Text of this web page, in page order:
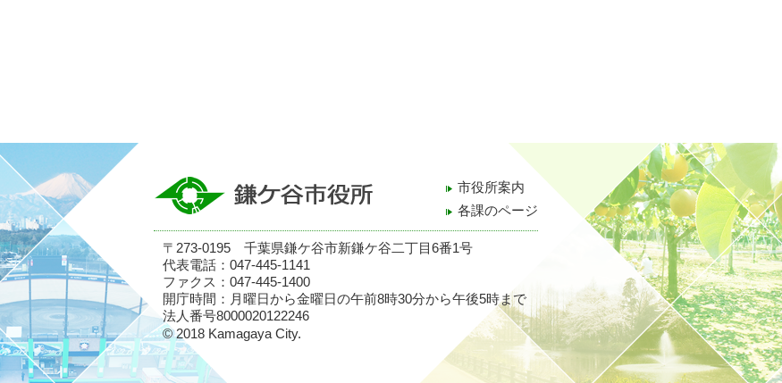
市役所案内
各課のページ
〒273-0195 千葉県鎌ケ谷市新鎌ケ谷二丁目6番1号
代表電話：047-445-1141
ファクス：047-445-1400
開庁時間：月曜日から金曜日の午前8時30分から午後5時まで
法人番号8000020122246
© 2018 Kamagaya City.